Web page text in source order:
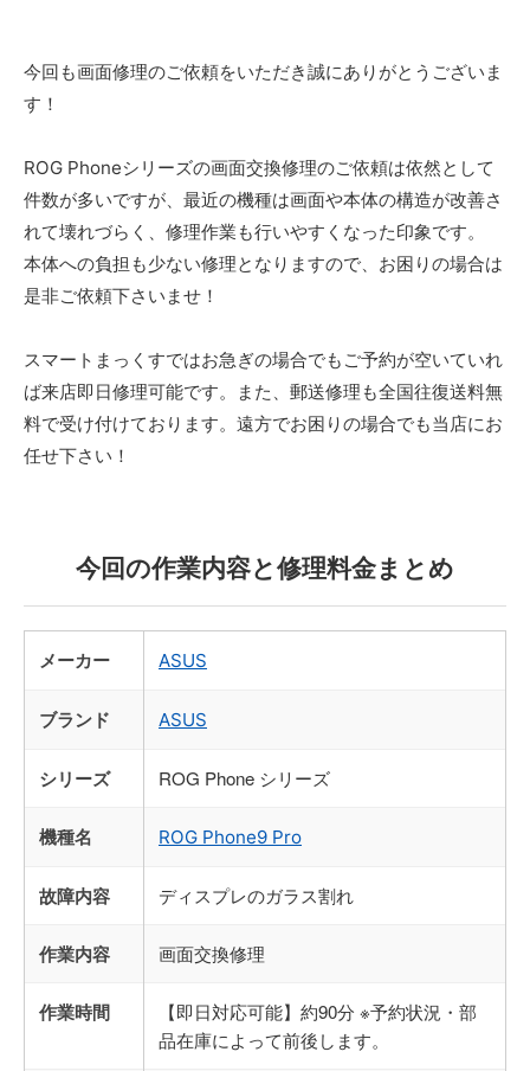
今回も画面修理のご依頼をいただき誠にありがとうございま
す！
ROG Phoneシリーズの画面交換修理のご依頼は依然として
件数が多いですが、最近の機種は画面や本体の構造が改善さ
れて壊れづらく、修理作業も行いやすくなった印象です。
本体への負担も少ない修理となりますので、お困りの場合は
是非ご依頼下さいませ！
スマートまっくすではお急ぎの場合でもご予約が空いていれ
ば来店即日修理可能です。また、郵送修理も全国往復送料無
料で受け付けております。遠方でお困りの場合でも当店にお
任せ下さい！
今回の作業内容と修理料金まとめ
メーカー ASUS
ブランド ASUS
シリーズ ROG Phone シリーズ
機種名 ROG Phone9 Pro
故障内容 ディスプレのガラス割れ
作業内容 画面交換修理
作業時間
【即日対応可能】約90分 ※予約状況・部
品在庫によって前後します。